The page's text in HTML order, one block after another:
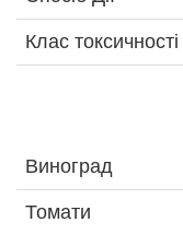
Клас токсичності
Виноград
Томати